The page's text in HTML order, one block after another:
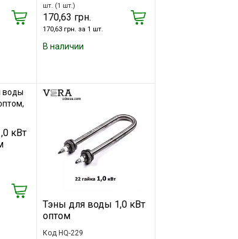
шт. (1 шт.)
170,63 грн.
170,63 грн. за 1 шт.
В наличии
кВт
Тэны для воды 1,0 кВт
оптом
Код HQ-229